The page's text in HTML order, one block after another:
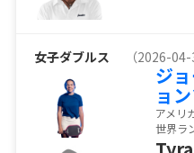
女子ダブルス （2026-04-
ジ
ョ
アメリ
世界ラ